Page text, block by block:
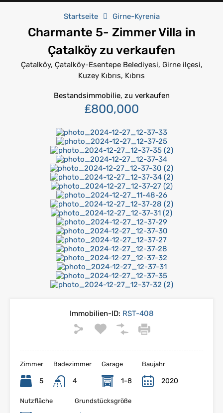
Startseite Girne-Kyrenia
Charmante 5- Zimmer Villa in
Çatalköy zu verkaufen
Çatalköy, Çatalköy-Esentepe Belediyesi, Girne ilçesi,
Kuzey Kıbrıs, Kıbrıs
Bestandsimmobilie, zu verkaufen
₤800,000
Immobilien-ID: RST-408
Zimmer
5
Badezimmer
4
Garage
1-8
Baujahr
2020
Nutzfläche Grundstücksgröße